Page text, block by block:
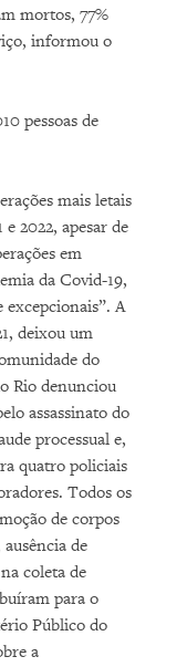
mortos, 77%
informou o
pessoas de
mais letais
2022, apesar de
em
da Covid-19,
excepcionais”. A
deixou um
do
Rio denunciou
assassinato do
processual e,
quatro policiais
Todos os
de corpos
de
coleta de
para o
Público do
a